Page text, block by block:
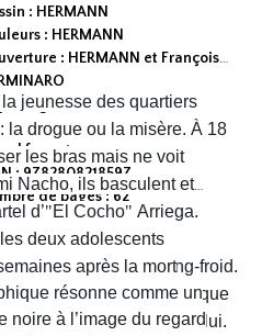
: HERMANN
: HERMANN
: HERMANN et François
légal : avril 2026
:
format
: 9782808218597
de pages : 62
jeunesse des quartiers
la drogue ou la misère. À 18
les bras mais ne voit
Nacho, ils basculent et
d’"El Cocho" Arriega.
deux adolescents
des prisonniers de sang-froid.
en proie à une peur panique
aussitôt un déclic chez lui.
après la mort
résonne comme un
à l’image du regard